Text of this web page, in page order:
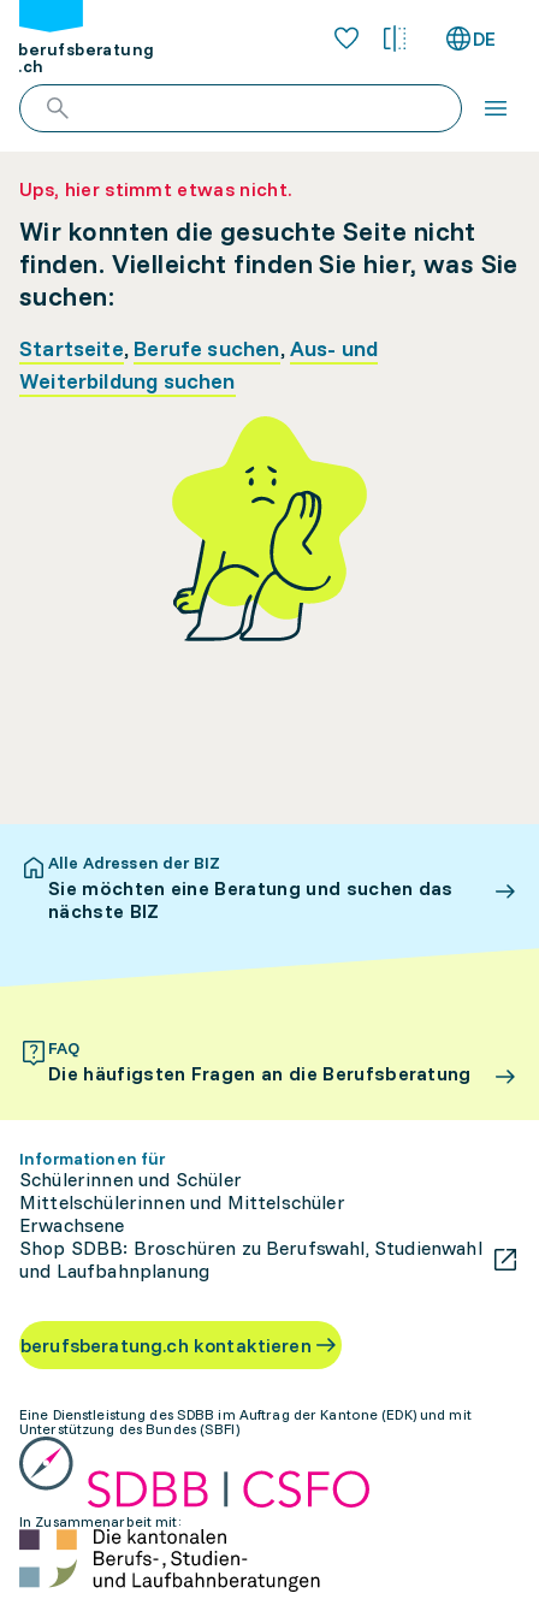
berufsberatung
.ch
DE
Ups, hier stimmt etwas nicht.
Wir konnten die gesuchte Seite nicht
finden. Vielleicht finden Sie hier, was Sie
suchen:
Startseite, Berufe suchen,Aus- und
Weiterbildung suchen
Alle Adressen der BIZ
Sie möchten eine Beratung und suchen das
nächste BIZ
FAQ
Die häufigsten Fragen an die Berufsberatung
Informationen für
Schülerinnen und Schüler
Mittelschülerinnen und Mittelschüler
Erwachsene
Shop SDBB: Broschüren zu Berufswahl, Studienwahl
und Laufbahnplanung
berufsberatung.ch kontaktieren
Eine Dienstleistung des SDBB im Auftrag der Kantone (EDK) und mit
Unterstützung des Bundes (SBFI)
In Zusammenarbeit mit: